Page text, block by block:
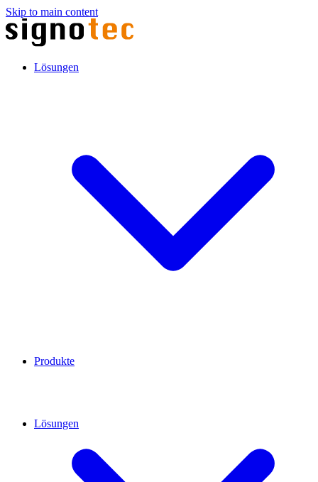
Skip to main content
Lösungen
Produkte
Lösungen